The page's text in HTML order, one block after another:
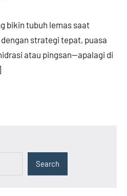
bikin tubuh lemas saat
strategi tepat, puasa
atau pingsan—apalagi di
Search